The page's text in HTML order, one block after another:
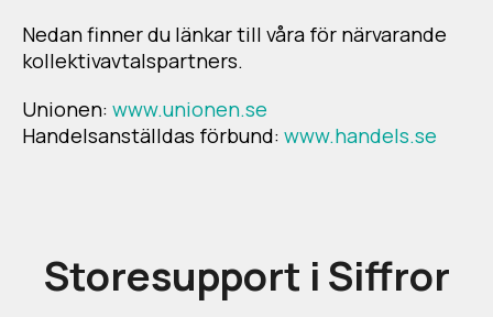
Nedan finner du länkar till våra för närvarande
kollektivavtalspartners.
Unionen: www.unionen.se
Handelsanställdas förbund: www.handels.se
Storesupport i Siffror